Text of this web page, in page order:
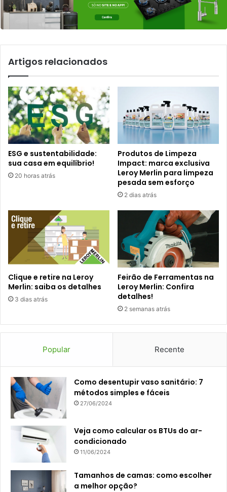
Artigos relacionados
ESG e sustentabilidade:
sua casa em equilíbrio!
20 horas atrás
Produtos de Limpeza
Impact: marca exclusiva
Leroy Merlin para limpeza
pesada sem esforço
2 dias atrás
Clique e retire na Leroy
Merlin: saiba os detalhes
3 dias atrás
Feirão de Ferramentas na
Leroy Merlin: Confira
detalhes!
2 semanas atrás
Popular Recente
Como desentupir vaso sanitário: 7
métodos simples e fáceis
27/06/2024
Veja como calcular os BTUs do ar-
condicionado
11/06/2024
Tamanhos de camas: como escolher
a melhor opção?